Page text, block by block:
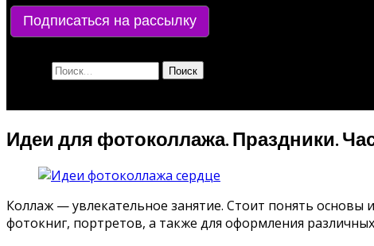
Подписаться на рассылку
Идеи для фотоколлажа. Праздники.
Коллаж — увлекательное занятие. Стоит понять
фотокниг, портретов, а также для оформления